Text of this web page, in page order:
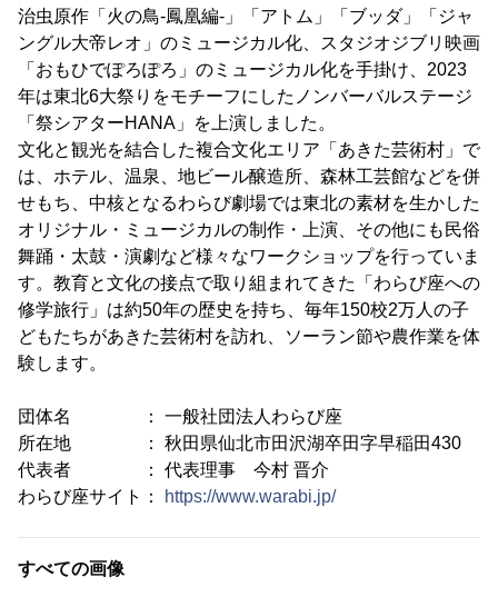
治虫原作「火の鳥-鳳凰編-」「アトム」「ブッダ」「ジャ
ングル大帝レオ」のミュージカル化、スタジオジブリ映画
「おもひでぽろぽろ」のミュージカル化を手掛け、2023
年は東北6大祭りをモチーフにしたノンバーバルステージ
「祭シアターHANA」を上演しました。
文化と観光を結合した複合文化エリア「あきた芸術村」で
は、ホテル、温泉、地ビール醸造所、森林工芸館などを併
せもち、中核となるわらび劇場では東北の素材を生かした
オリジナル・ミュージカルの制作・上演、その他にも民俗
舞踊・太鼓・演劇など様々なワークショップを行っていま
す。教育と文化の接点で取り組まれてきた「わらび座への
修学旅行」は約50年の歴史を持ち、毎年150校2万人の子
どもたちがあきた芸術村を訪れ、ソーラン節や農作業を体
験します。
団体名 ： 一般社団法人わらび座
所在地 ： 秋田県仙北市田沢湖卒田字早稲田430
代表者 ： 代表理事 今村 晋介
わらび座サイト：
https://www.warabi.jp/
すべての画像